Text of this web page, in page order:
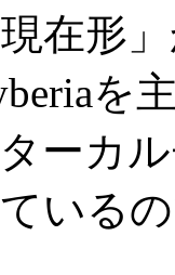
在形
を
ーカ
いる